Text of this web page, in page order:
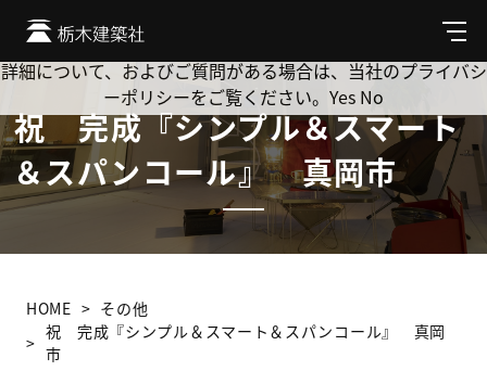
メ
ニ
ュ
祝 完成『シンプル＆スマート
＆スパンコール』 真岡市
HOME
その他
祝 完成『シンプル＆スマート＆スパンコール』 真岡
市
Cookie を使用して、お客様の活動を追跡してもよろしいです
か? 当社ではお客様のプライバシーを極めて重視しています。
詳細について、およびご質問がある場合は、当社のプライバシ
ーポリシーをご覧ください。 Yes No